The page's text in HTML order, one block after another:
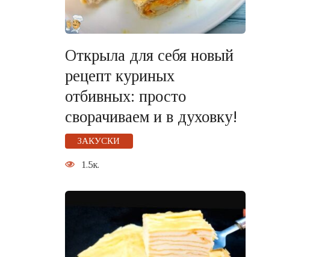
Открыла для себя новый
рецепт куриных
отбивных: просто
сворачиваем и в духовку!
ЗАКУСКИ
1.5к.